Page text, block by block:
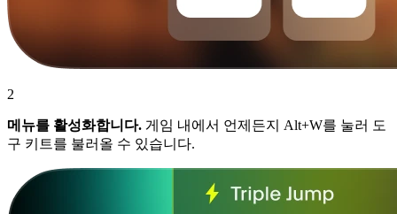
2
메뉴를 활성화합니다. 게임 내에서 언제든지 Alt+W를 눌러 도
구 키트를 불러올 수 있습니다.